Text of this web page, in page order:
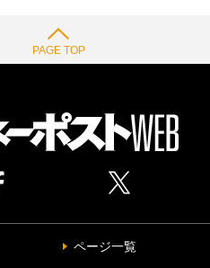
PAGE TOP
ページ一覧